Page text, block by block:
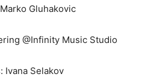
Gluhakovic
@Infinity Music Studio
Ivana Selakov